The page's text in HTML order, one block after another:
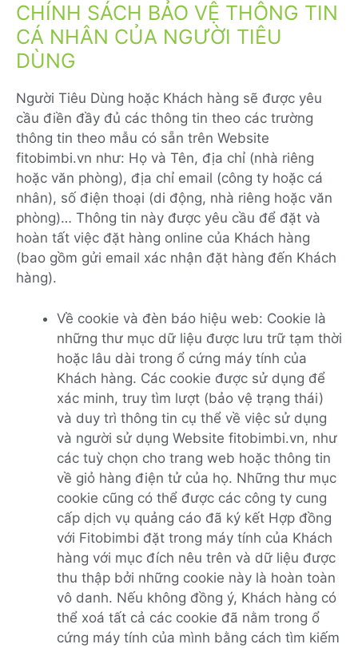
CHÍNH SÁCH BẢO VỆ THÔNG TIN
CÁ NHÂN CỦA NGƯỜI TIÊU
DÙNG
Người Tiêu Dùng hoặc Khách hàng sẽ được yêu
cầu điền đầy đủ các thông tin theo các trường
thông tin theo mẫu có sẵn trên Website
fitobimbi.vn như: Họ và Tên, địa chỉ (nhà riêng
hoặc văn phòng), địa chỉ email (công ty hoặc cá
nhân), số điện thoại (di động, nhà riêng hoặc văn
phòng)… Thông tin này được yêu cầu để đặt và
hoàn tất việc đặt hàng online của Khách hàng
(bao gồm gửi email xác nhận đặt hàng đến Khách
hàng).
Về cookie và đèn báo hiệu web: Cookie là
những thư mục dữ liệu được lưu trữ tạm thời
hoặc lâu dài trong ổ cứng máy tính của
Khách hàng. Các cookie được sử dụng để
xác minh, truy tìm lượt (bảo vệ trạng thái)
và duy trì thông tin cụ thể về việc sử dụng
và người sử dụng Website fitobimbi.vn, như
các tuỳ chọn cho trang web hoặc thông tin
về giỏ hàng điện tử của họ. Những thư mục
cookie cũng có thể được các công ty cung
cấp dịch vụ quảng cáo đã ký kết Hợp đồng
với Fitobimbi đặt trong máy tính của Khách
hàng với mục đích nêu trên và dữ liệu được
thu thập bởi những cookie này là hoàn toàn
vô danh. Nếu không đồng ý, Khách hàng có
thể xoá tất cả các cookie đã nằm trong ổ
cứng máy tính của mình bằng cách tìm kiếm